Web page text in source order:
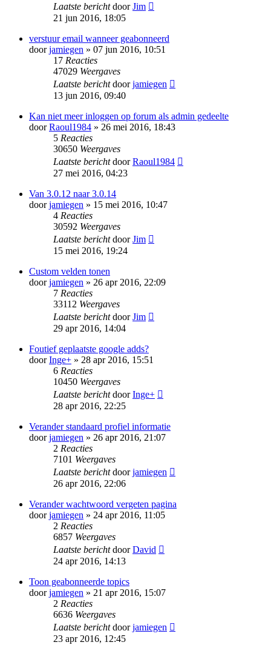
Laatste berichtdoorJim
21 jun 2016, 18:05
verstuur email wanneer geabonneerd
doorjamiegen » 07 jun 2016, 10:51
17 Reacties
47029 Weergaves
Laatste berichtdoorjamiegen
13 jun 2016, 09:40
Kan niet meer inloggen op forum als admin gedeelte
doorRaoul1984 » 26 mei 2016, 18:43
5 Reacties
30650 Weergaves
Laatste berichtdoorRaoul1984
27 mei 2016, 04:23
Van 3.0.12 naar 3.0.14
doorjamiegen » 15 mei 2016, 10:47
4 Reacties
30592 Weergaves
Laatste berichtdoorJim
15 mei 2016, 19:24
Custom velden tonen
doorjamiegen » 26 apr 2016, 22:09
7 Reacties
33112 Weergaves
Laatste berichtdoorJim
29 apr 2016, 14:04
Foutief geplaatste google adds?
doorInge+ » 28 apr 2016, 15:51
6 Reacties
10450 Weergaves
Laatste berichtdoorInge+
28 apr 2016, 22:25
Verander standaard profiel informatie
doorjamiegen » 26 apr 2016, 21:07
2 Reacties
7101 Weergaves
Laatste berichtdoorjamiegen
26 apr 2016, 22:06
Verander wachtwoord vergeten pagina
doorjamiegen » 24 apr 2016, 11:05
2 Reacties
6857 Weergaves
Laatste berichtdoorDavid
24 apr 2016, 14:13
Toon geabonneerde topics
doorjamiegen » 21 apr 2016, 15:07
2 Reacties
6636 Weergaves
Laatste berichtdoorjamiegen
23 apr 2016, 12:45